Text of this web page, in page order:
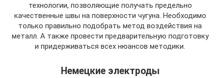
технологии, позволяющие получать предельно
качественные швы на поверхности чугуна. Необходимо
только правильно подобрать метод воздействия на
металл. А также провести предварительную подготовку
и придерживаться всех нюансов методики.
Немецкие электроды